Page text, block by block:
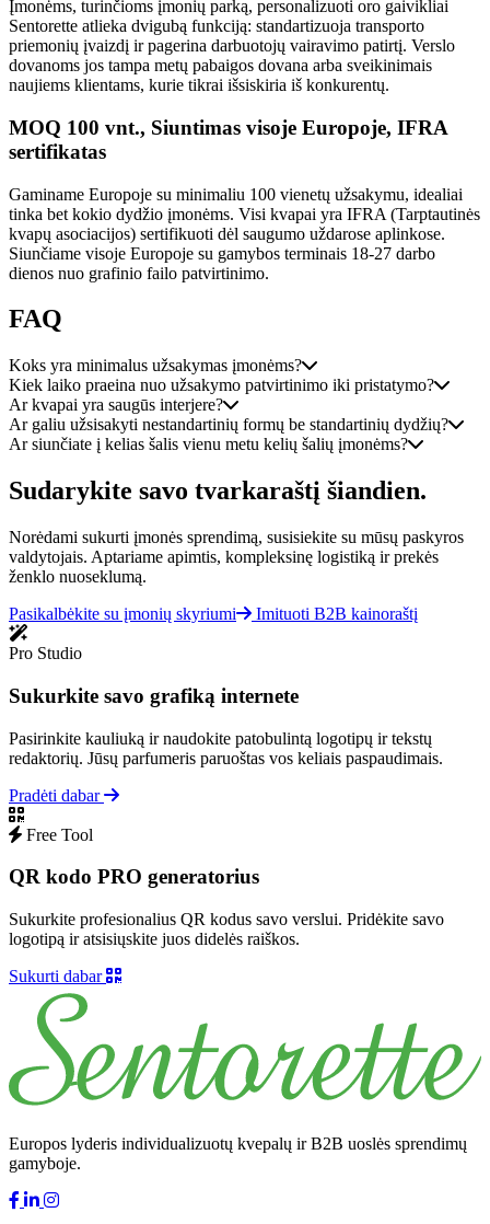
Įmonėms, turinčioms įmonių parką, personalizuoti oro gaivikliai
Sentorette atlieka dvigubą funkciją: standartizuoja transporto
priemonių įvaizdį ir pagerina darbuotojų vairavimo patirtį. Verslo
dovanoms jos tampa metų pabaigos dovana arba sveikinimais
naujiems klientams, kurie tikrai išsiskiria iš konkurentų.
MOQ 100 vnt., Siuntimas visoje Europoje, IFRA
sertifikatas
Gaminame Europoje su minimaliu 100 vienetų užsakymu, idealiai
tinka bet kokio dydžio įmonėms. Visi kvapai yra IFRA (Tarptautinės
kvapų asociacijos) sertifikuoti dėl saugumo uždarose aplinkose.
Siunčiame visoje Europoje su gamybos terminais 18-27 darbo
dienos nuo grafinio failo patvirtinimo.
FAQ
Koks yra minimalus užsakymas įmonėms?
Kiek laiko praeina nuo užsakymo patvirtinimo iki pristatymo?
Ar kvapai yra saugūs interjere?
Ar galiu užsisakyti nestandartinių formų be standartinių dydžių?
Ar siunčiate į kelias šalis vienu metu kelių šalių įmonėms?
Sudarykite savo tvarkaraštį šiandien.
Norėdami sukurti įmonės sprendimą, susisiekite su mūsų paskyros
valdytojais. Aptariame apimtis, kompleksinę logistiką ir prekės
ženklo nuoseklumą.
Pasikalbėkite su įmonių skyriumi
Imituoti B2B kainoraštį
Pro Studio
Sukurkite savo grafiką internete
Pasirinkite kauliuką ir naudokite patobulintą logotipų ir tekstų
redaktorių. Jūsų parfumeris paruoštas vos keliais paspaudimais.
Pradėti dabar
Free Tool
QR kodo PRO generatorius
Sukurkite profesionalius QR kodus savo verslui. Pridėkite savo
logotipą ir atsisiųskite juos didelės raiškos.
Sukurti dabar
Europos lyderis individualizuotų kvepalų ir B2B uoslės sprendimų
gamyboje.